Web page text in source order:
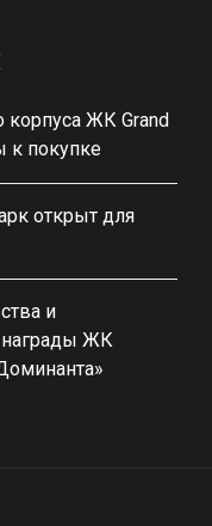
корпуса ЖК Grand
к покупке
открыт для
и
ЖК